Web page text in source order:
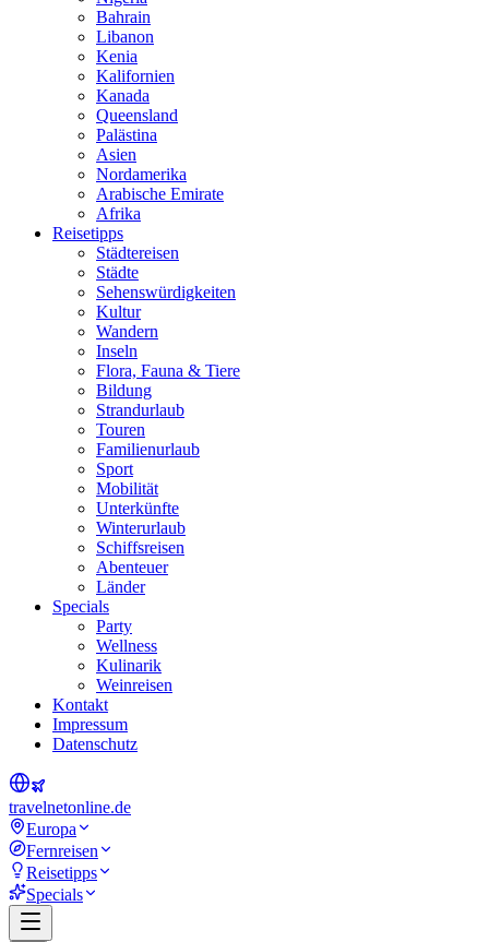
Bahrain
Libanon
Kenia
Kalifornien
Kanada
Queensland
Palästina
Asien
Nordamerika
Arabische Emirate
Afrika
Reisetipps
Städtereisen
Städte
Sehenswürdigkeiten
Kultur
Wandern
Inseln
Flora, Fauna & Tiere
Bildung
Strandurlaub
Touren
Familienurlaub
Sport
Mobilität
Unterkünfte
Winterurlaub
Schiffsreisen
Abenteuer
Länder
Specials
Party
Wellness
Kulinarik
Weinreisen
Kontakt
Impressum
Datenschutz
travelnetonline.de
Europa
Fernreisen
Reisetipps
Specials